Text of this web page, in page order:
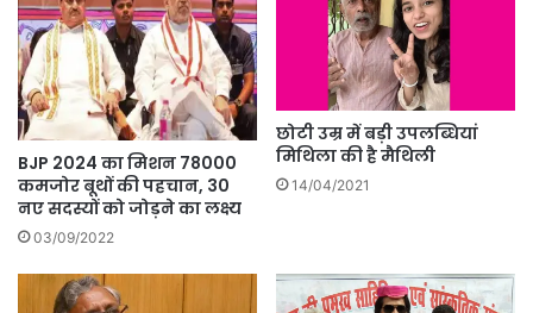
BJP 2024 का मिशन 78000
कमजोर बूथों की पहचान, 30
नए सदस्यों को जोड़ने का लक्ष्य
03/09/2022
छोटी उम्र में बड़ी उपलब्धियां
मिथिला की है मैथिली
14/04/2021